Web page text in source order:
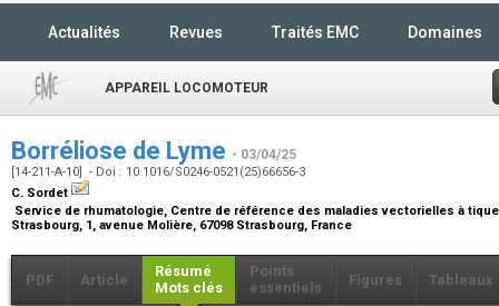
Actualités Revues Traités EMC Domaines
APPAREIL LOCOMOTEUR
Borréliose de Lyme - 03/04/25
[14-211-A-10] - Doi : 10.1016/S0246-0521(25)66656-3
C. Sordet
Service de rhumatologie, Centre de référence des maladies vectorielles à
Strasbourg, 1, avenue Molière, 67098 Strasbourg, France
PDF Article
Résumé
Mots clés
Points
essentiels
Figures Tableaux